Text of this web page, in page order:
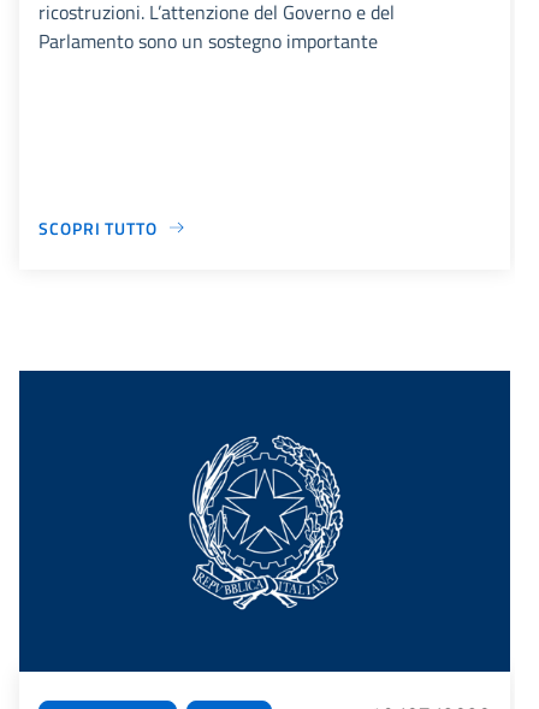
ricostruzioni. L’attenzione del Governo e del
Parlamento sono un sostegno importante
SCOPRI TUTTO